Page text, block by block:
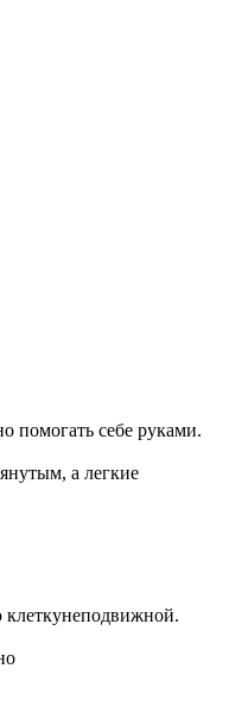
помогать себе руками.
а легкие
клеткунеподвижной.